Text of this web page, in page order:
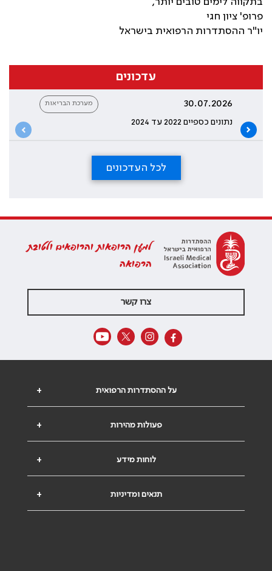
פרופ' ציון חגי
יו"ר ההסתדרות הרפואית בישראל
עדכונים
30.07.2026
נתונים כספיים 2022 עד 2024
מערכת הבריאות
לכל העדכונים
למען הרופאות והרופאים ולטובת
הרפואה
צרו קשר
+ על ההסתדרות הרפואית
+ פעולות מהירות
+ לוחות מידע
+ תנאים ומדיניות